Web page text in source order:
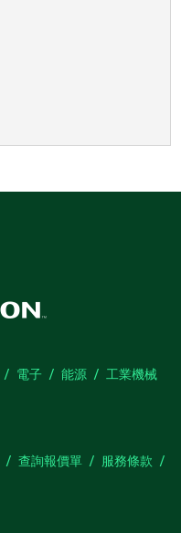
電子 能源
工業機械
查詢報價單
服務條款